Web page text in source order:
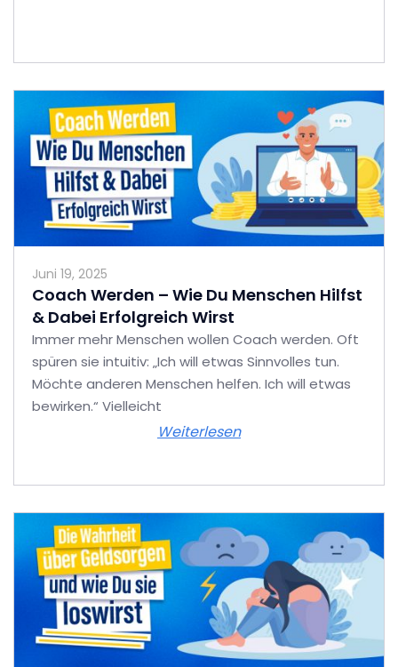
Juni 19, 2025
Coach Werden – Wie Du Menschen Hilfst
& Dabei Erfolgreich Wirst
Immer mehr Menschen wollen Coach werden. Oft
spüren sie intuitiv: „Ich will etwas Sinnvolles tun.
Möchte anderen Menschen helfen. Ich will etwas
bewirken.“ Vielleicht
Weiterlesen